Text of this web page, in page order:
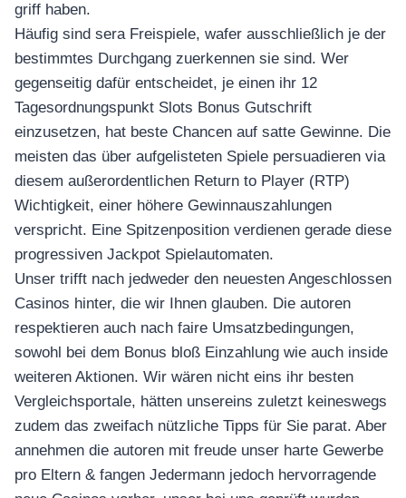
อุปกรณ์เครื่องใช้ภายในครัว
อุปกรณ์เครื่องใช้ภายในครัว
เตาอบไฟฟ้า
หม้อทอดไร้น้ำมัน
กาน้ำร้อน
เครื่องกดน้ำร้อน
เครื่องปั่นผลไม้
สินค้าตามแบรนด์
griff haben.
Häufig sind sera Freispiele, wafer ausschließlich je der
bestimmtes Durchgang zuerkennen sie sind. Wer
gegenseitig dafür entscheidet, je einen ihr 12
Tagesordnungspunkt Slots Bonus Gutschrift
einzusetzen, hat beste Chancen auf satte Gewinne. Die
meisten das über aufgelisteten Spiele persuadieren via
diesem außerordentlichen Return to Player (RTP)
Wichtigkeit, einer höhere Gewinnauszahlungen
verspricht. Eine Spitzenposition verdienen gerade diese
progressiven Jackpot Spielautomaten.
Unser trifft nach jedweder den neuesten Angeschlossen
Casinos hinter, die wir Ihnen glauben. Die autoren
respektieren auch nach faire Umsatzbedingungen,
sowohl bei dem Bonus bloß Einzahlung wie auch inside
weiteren Aktionen. Wir wären nicht eins ihr besten
Vergleichsportale, hätten unsereins zuletzt keineswegs
zudem das zweifach nützliche Tipps für Sie parat. Aber
annehmen die autoren mit freude unser harte Gewerbe
pro Eltern & fangen Jedermann jedoch hervorragende